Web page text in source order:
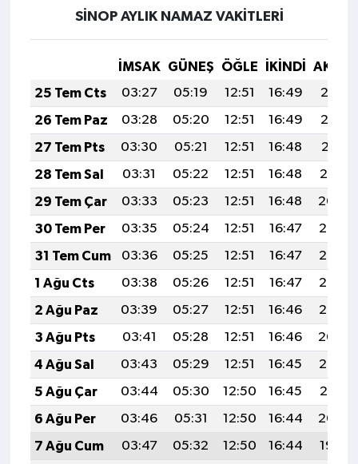
SİNOP AYLIK NAMAZ VAKITLERI
İMSAK GÜNEŞ ÖĞLE İKINDI
25 Tem Cts
03:27 05:19 12:51 16:49
20:13
26 Tem Paz
03:28 05:20 12:51 16:49
20:12
27 Tem Pts
03:30 05:21 12:51 16:48
20:11
28 Tem Sal
03:31 05:22 12:51 16:48
20:10
29 Tem Çar
03:33 05:23 12:51 16:48
20:09
30 Tem Per
03:35 05:24 12:51 16:47
20:08
31 Tem Cum
03:36 05:25 12:51 16:47
20:07
1 Ağu Cts
03:38 05:26 12:51 16:47
20:06
2 Ağu Paz
03:39 05:27 12:51 16:46
20:05
3 Ağu Pts
03:41 05:28 12:51 16:46
20:04
4 Ağu Sal
03:43 05:29 12:51 16:45
20:03
5 Ağu Çar
03:44 05:30 12:50 16:45
20:01
6 Ağu Per
03:46 05:31 12:50 16:44
20:00
7 Ağu Cum
03:47 05:32 12:50 16:44
19:59